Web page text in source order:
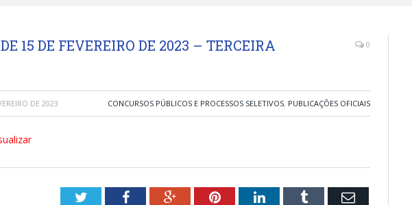
15 DE FEVEREIRO DE 2023 – TERCEIRA
0
DE 2023 CONCURSOS PÚBLICOS E PROCESSOS SELETIVOS, PUBLICAÇÕES OFICIAIS
TwitterFacebookGoogle+PinterestLinkedInTumblr Email